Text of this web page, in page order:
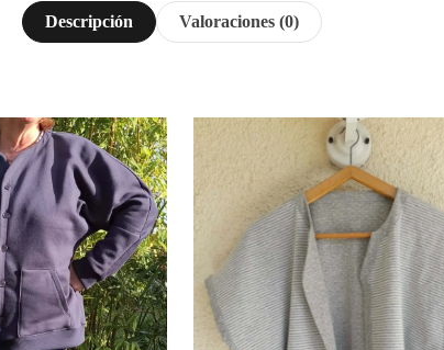
Descripción Valoraciones (0)